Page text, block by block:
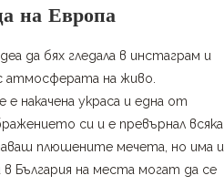
на Европа
да бях гледала в инстаграм и
атмосферата на живо.
накачена украса и една от
си и е превърнал всяка
плюшените мечета, но има и
България на места могат да се